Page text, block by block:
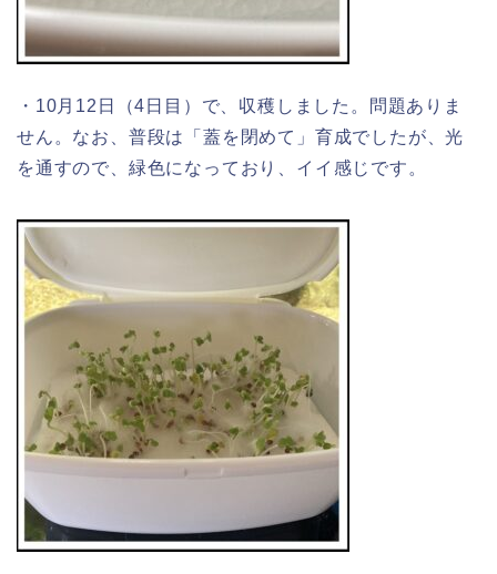
・10月12日（4日目）で、収穫しました。問題ありま
せん。なお、普段は「蓋を閉めて」育成でしたが、光
を通すので、緑色になっており、イイ感じです。